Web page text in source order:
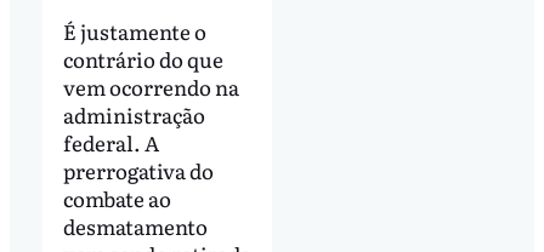
É justamente o
contrário do que
vem ocorrendo na
administração
federal. A
prerrogativa do
combate ao
desmatamento